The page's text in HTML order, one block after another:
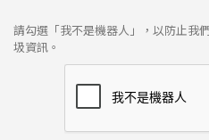
請勾選「我不是機器人」，以防止我
圾資訊。